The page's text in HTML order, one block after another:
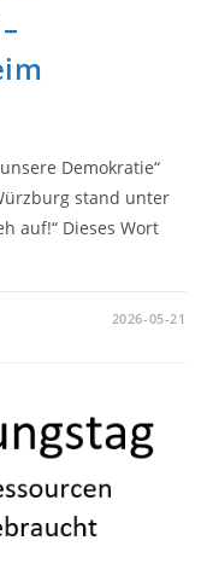
Demokratie“
stand unter
auf!“ Dieses Wort
2026-05-21